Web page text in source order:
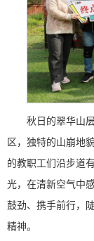
秋日的翠华山
区，独特的山崩地
的教职工们沿步道
光，在清新空气中
鼓劲、携手前行，
精神。